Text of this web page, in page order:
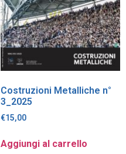
Costruzioni Metalliche n°
3_2025
€15,00
Aggiungi al carrello